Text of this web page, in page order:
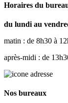
Horaires du
du lundi au
matin : de 8h30 à
après-midi : de
Nos bureaux